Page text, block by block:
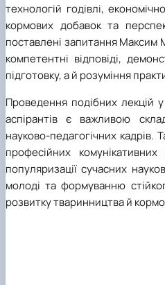
технологій годівлі,
кормових добавок та
поставлені запитання Максим
компетентні відповіді,
підготовку, а й розуміння
Проведення подібних лекцій
аспірантів є важливою
науково-педагогічних кадрів.
професійних
популяризації сучасних
молоді та формуванню
розвитку тваринництва й